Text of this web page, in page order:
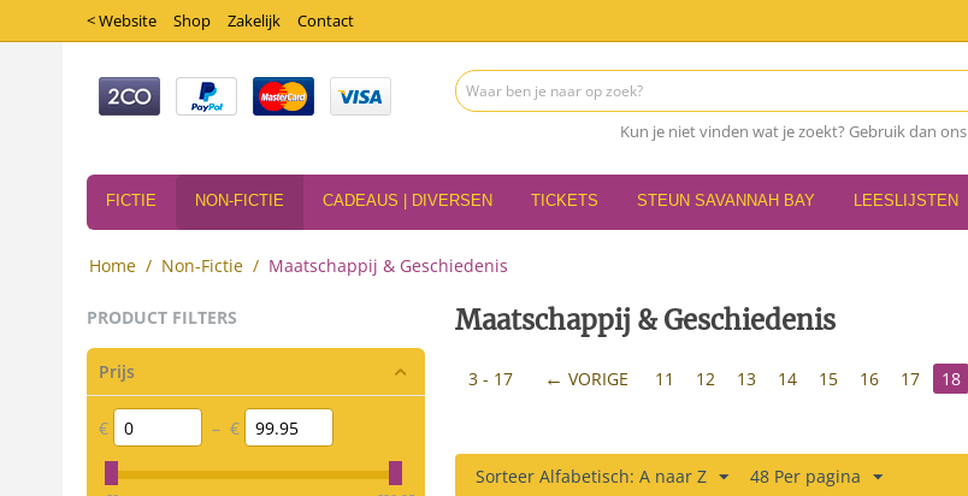
< Website Shop Zakelijk Contact
Kun je niet vinden wat je zoekt? Gebruik dan ons
FICTIE NON-FICTIE CADEAUS | DIVERSEN TICKETS STEUN SAVANNAH BAY LEESLIJSTEN
Home / Non-Fictie / Maatschappij & Geschiedenis
PRODUCT FILTERS
Prijs
€ – €
Maatschappij & Geschiedenis
3 - 17 VORIGE 11 12 13 14 15 16 17 18
Sorteer Alfabetisch: A naar Z 48 Per pagina